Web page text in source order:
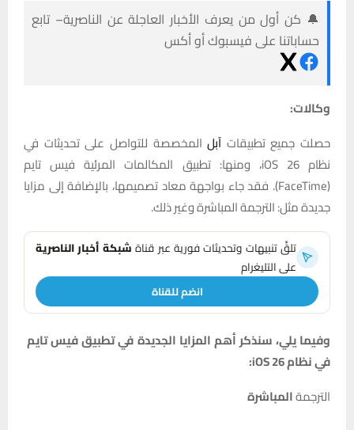
🔔 كن أول من يعرف الأخبار العاجلة عن الناصرية– تابع
حساباتنا على فيسبوك أو أكس
وكالات:
حصلت جميع تطبيقات آبلالمخصصة للتواصل على تحديثات في
نظام iOS 26، ومنها: تطبيق المكالمات المرئية فيس تايم
(FaceTime). فقد جاء بواجهة معاد تصميمها، بالإضافة إلى مزايا
جديدة مثل: الترجمة المباشرة وغير ذلك.
تلقَّ تنبيهات وتحديثات فورية عبر قناةشبكة أخبار الناصرية
على التليغرام
انضم للقناة
وفيما يلي، سنذكر أهم المزايا الجديدة في تطبيق فيس تايم
في نظام iOS 26:
الترجمةالمباشرة